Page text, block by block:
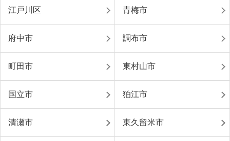
江戸川区 青梅市
府中市 調布市
町田市 東村山市
国立市 狛江市
清瀬市 東久留米市